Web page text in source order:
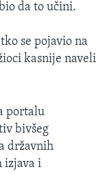
da to učini.
se pojavio na
kasnije naveli
portalu
bivšeg
državnih
izjava i